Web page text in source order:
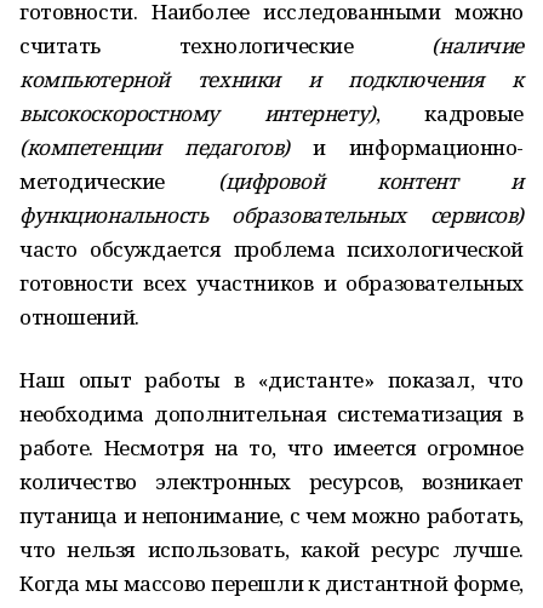
готовности. Наиболее исследованными можно
считать технологические (наличие
компьютерной техники и подключения к
высокоскоростному интернету), кадровые
(компетенции педагогов)и информационно-
методические (цифровой контент и
функциональность образовательных сервисов)
часто обсуждается проблема психологической
готовности всех участников и образовательных
отношений.
Наш опыт работы в «дистанте» показал, что
необходима дополнительная систематизация в
работе. Несмотря на то, что имеется огромное
количество электронных ресурсов, возникает
путаница и непонимание, с чем можно работать,
что нельзя использовать, какой ресурс лучше.
Когда мы массово перешли к дистантной форме,